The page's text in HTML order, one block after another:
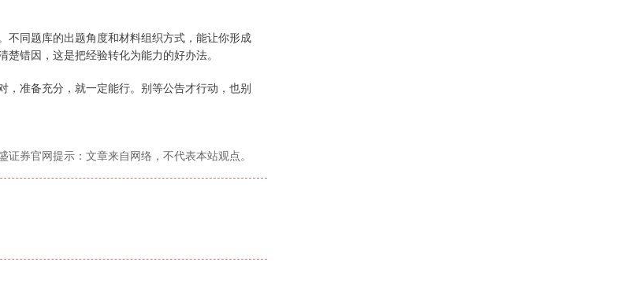
不同题库的出题角度和材料组织方式，能让你形成
错因，这是把经验转化为能力的好办法。
准备充分，就一定能行。别等公告才行动，也别
证券官网提示：文章来自网络，不代表本站观点。